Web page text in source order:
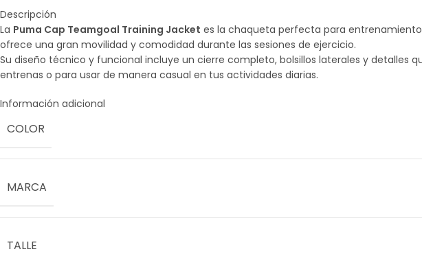
Descripción
La Puma Cap Teamgoal Training Jacket es la chaqueta perfecta para
ofrece una gran movilidad y comodidad durante las sesiones de ejercicio.
Su diseño técnico y funcional incluye un cierre completo, bolsillos laterales y
entrenas o para usar de manera casual en tus actividades diarias.
Información adicional
COLOR
MARCA
TALLE